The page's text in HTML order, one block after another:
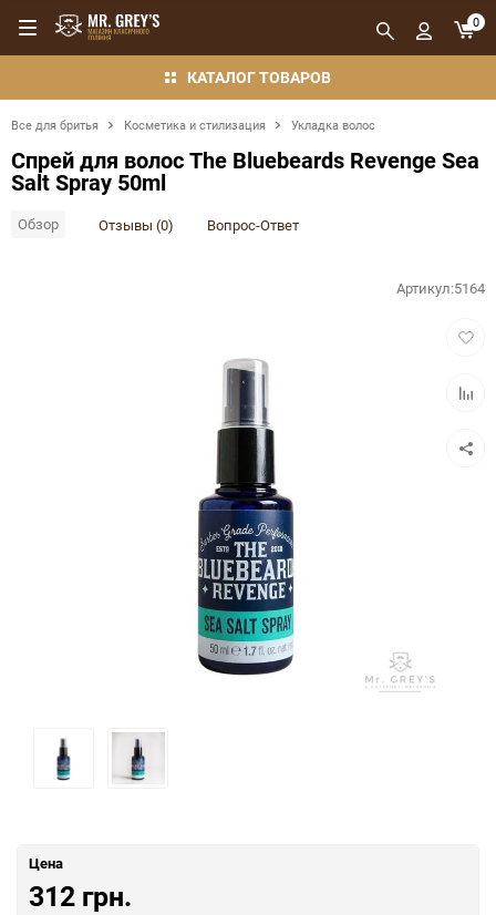
КАТАЛОГ ТОВАРОВ
0
Все для бритья Косметика и стилизация Укладка волос
Спрей для волос The Bluebeards Revenge Sea
Salt Spray 50ml
Обзор Отзывы (0) Вопрос-Ответ
Артикул:5164
Цена
312 грн.